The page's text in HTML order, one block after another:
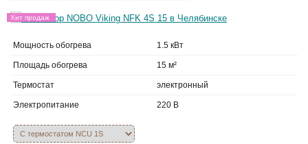
Хит продаж
Мощность обогрева 1.5 кВт
Площадь обогрева 15 м²
Термостат электронный
Электропитание 220 В